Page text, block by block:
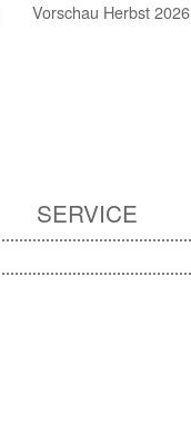
Vorschau Herbst 2026
SERVICE